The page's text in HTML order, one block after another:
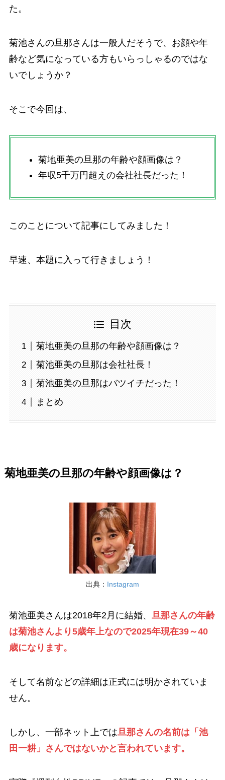
た。
菊池さんの旦那さんは一般人だそうで、お顔や年
齢など気になっている方もいらっしゃるのではな
いでしょうか？
そこで今回は、
菊地亜美の旦那の年齢や顔画像は？
年収5千万円超えの会社社長だった！
このことについて記事にしてみました！
早速、本題に入って行きましょう！
目次
菊地亜美の旦那の年齢や顔画像は？
菊池亜美の旦那は会社社長！
菊池亜美の旦那はバツイチだった！
まとめ
菊地亜美の旦那の年齢や顔画像は？
出典： Instagram
菊池亜美さんは2018年2月に結婚、 旦那さんの年齢
は菊池さんより5歳年上なので2025年現在39～40
歳になります。
そして名前などの詳細は正式には明かされていま
せん。
しかし、一部ネット上では旦那さんの名前は「池
田一耕」さんではないかと言われています。